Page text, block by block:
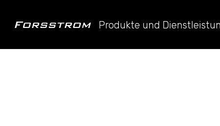
Produkte und